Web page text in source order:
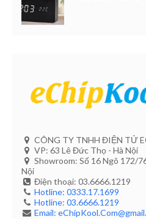
CÔNG TY TNHH ĐIỆN TỬ
VP: 63 Lê Đức Thọ - Hà Nội
Showroom: Số 16 Ngõ 172/
Nội
Điện thoại: 03.6666.1219
Hotline: 0333.17.1699
Hotline: 03.6666.1219
Email: